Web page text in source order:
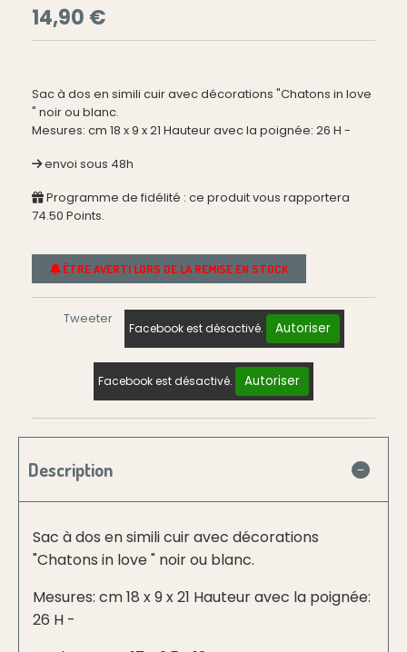
14,90 €
Sac à dos en simili cuir avec décorations "Chatons in love
" noir ou blanc.
Mesures: cm 18 x 9 x 21 Hauteur avec la poignée: 26 H -
envoi sous 48h
Programme de fidélité : ce produit vous rapportera
74.50 Points.
ÊTRE AVERTI LORS DE LA REMISE EN STOCK
Tweeter
Facebook est désactivé. Autoriser
Facebook est désactivé. Autoriser
Description
Sac à dos en simili cuir avec décorations
"Chatons in love " noir ou blanc.
Mesures: cm 18 x 9 x 21 Hauteur avec la poignée:
26 H -